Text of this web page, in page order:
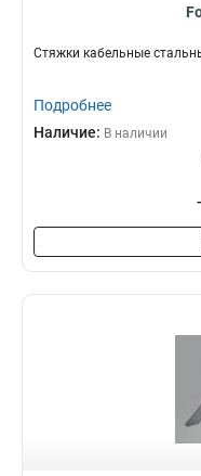
Стяжки кабельные
Подробнее
Наличие: В наличии